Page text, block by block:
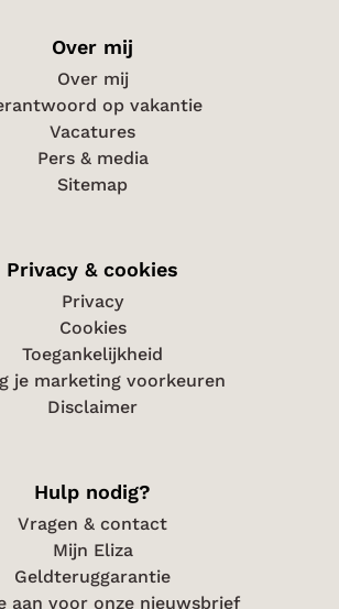
Over mij
Over mij
op vakantie
Vacatures
Pers & media
Sitemap
Privacy & cookies
Privacy
Cookies
Toegankelijkheid
je marketing voorkeuren
Disclaimer
Hulp nodig?
Vragen & contact
Mijn Eliza
Geldteruggarantie
aan voor onze nieuwsbrief